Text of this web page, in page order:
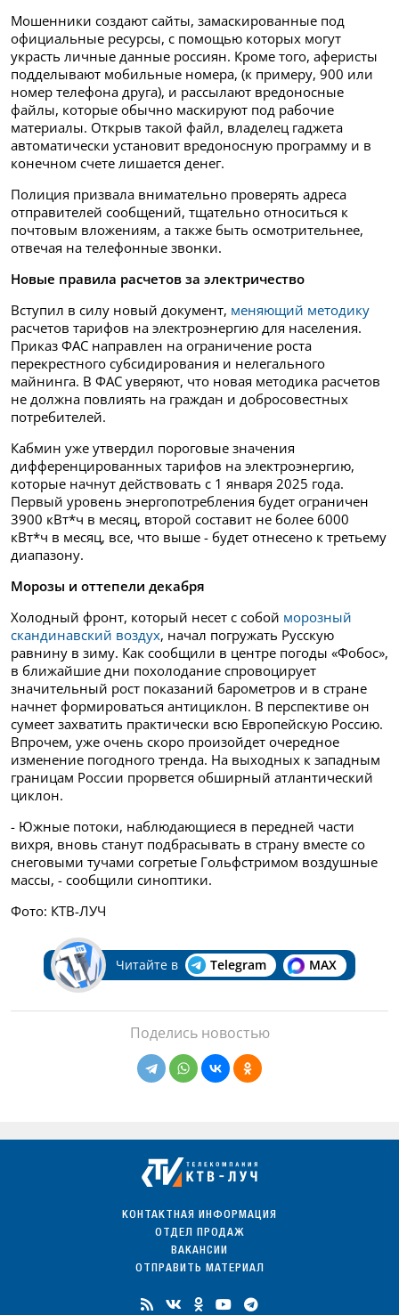
Мошенники создают сайты, замаскированные под
официальные ресурсы, с помощью которых могут
украсть личные данные россиян. Кроме того, аферисты
подделывают мобильные номера, (к примеру, 900 или
номер телефона друга), и рассылают вредоносные
файлы, которые обычно маскируют под рабочие
материалы. Открыв такой файл, владелец гаджета
автоматически установит вредоносную программу и в
конечном счете лишается денег.
Полиция призвала внимательно проверять адреса
отправителей сообщений, тщательно относиться к
почтовым вложениям, а также быть осмотрительнее,
отвечая на телефонные звонки.
Новые правила расчетов за электричество
Вступил в силу новый документ, меняющий методику
расчетов тарифов на электроэнергию для населения.
Приказ ФАС направлен на ограничение роста
перекрестного субсидирования и нелегального
майнинга. В ФАС уверяют, что новая методика расчетов
не должна повлиять на граждан и добросовестных
потребителей.
Кабмин уже утвердил пороговые значения
дифференцированных тарифов на электроэнергию,
которые начнут действовать с 1 января 2025 года.
Первый уровень энергопотребления будет ограничен
3900 кВт*ч в месяц, второй составит не более 6000
кВт*ч в месяц, все, что выше - будет отнесено к третьему
диапазону.
Морозы и оттепели декабря
Холодный фронт, который несет с собой морозный
скандинавский воздух, начал погружать Русскую
равнину в зиму. Как сообщили в центре погоды «Фобос»,
в ближайшие дни похолодание спровоцирует
значительный рост показаний барометров и в стране
начнет формироваться антициклон. В перспективе он
сумеет захватить практически всю Европейскую Россию.
Впрочем, уже очень скоро произойдет очередное
изменение погодного тренда. На выходных к западным
границам России прорвется обширный атлантический
циклон.
- Южные потоки, наблюдающиеся в передней части
вихря, вновь станут подбрасывать в страну вместе со
снеговыми тучами согретые Гольфстримом воздушные
массы, - сообщили синоптики.
Фото: КТВ-ЛУЧ
Читайте в Telegram MAX
Поделись новостью
КОНТАКТНАЯ ИНФОРМАЦИЯ
ОТДЕЛ ПРОДАЖ
ВАКАНСИИ
ОТПРАВИТЬ МАТЕРИАЛ